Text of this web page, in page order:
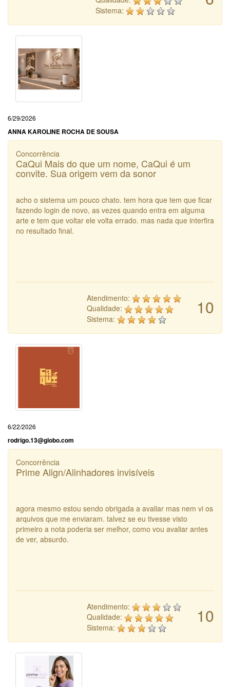
Sistema:
6/29/2026
ANNA KAROLINE ROCHA DE SOUSA
Concorrência
CaQui Mais do que um nome, CaQui é um
convite. Sua origem vem da sonor
acho o sistema um pouco chato. tem hora que tem que ficar
fazendo login de novo, as vezes quando entra em alguma
arte e tem que voltar ele volta errado. mas nada que interfira
no resultado final.
10
Atendimento:
Qualidade:
Sistema:
6/22/2026
rodrigo.13@globo.com
Concorrência
Prime Align/Alinhadores invisíveis
agora mesmo estou sendo obrigada a avaliar mas nem vi os
arquivos que me enviaram. talvez se eu tivesse visto
primeiro a nota poderia ser melhor, como vou avaliar antes
de ver, absurdo.
10
Atendimento:
Qualidade:
Sistema: